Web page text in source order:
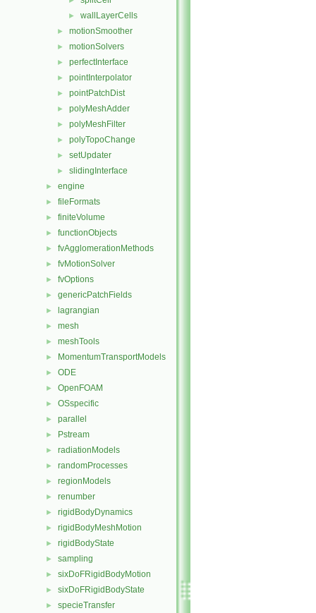
► wallLayerCells
► motionSmoother
► motionSolvers
► perfectInterface
► pointInterpolator
► pointPatchDist
► polyMeshAdder
► polyMeshFilter
► polyTopoChange
► setUpdater
► slidingInterface
► engine
► fileFormats
► finiteVolume
► functionObjects
► fvAgglomerationMethods
► fvMotionSolver
► fvOptions
► genericPatchFields
► lagrangian
► mesh
► meshTools
► MomentumTransportModels
► ODE
► OpenFOAM
► OSspecific
► parallel
► Pstream
► radiationModels
► randomProcesses
► regionModels
► renumber
► rigidBodyDynamics
► rigidBodyMeshMotion
► rigidBodyState
► sampling
► sixDoFRigidBodyMotion
► sixDoFRigidBodyState
► specieTransfer